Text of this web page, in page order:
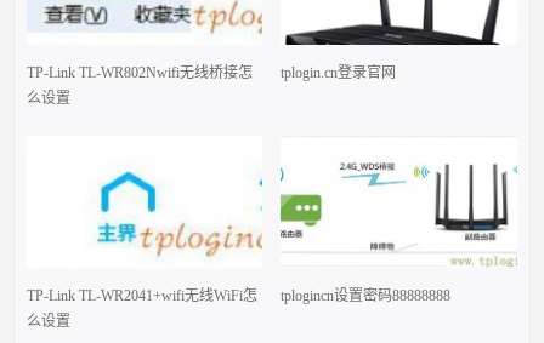
TP-Link TL-WR802Nwifi无线桥接怎
么设置
tplogin.cn登录官网
TP-Link TL-WR2041+wifi无线WiFi怎
么设置
tplogincn设置密码88888888